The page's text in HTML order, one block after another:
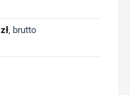
zł, brutto